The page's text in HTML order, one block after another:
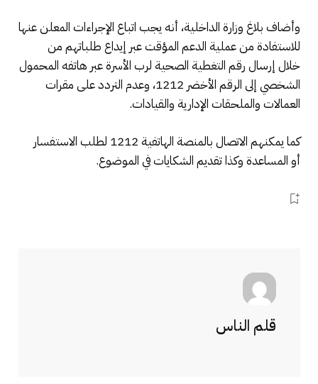
وأضاف بلاغ وزارة الداخلية، أنه يجب اتباع الإجراءات المعلن عنها
للاستفادة من عملية الدعم المؤقتعبر إيداع طلباتهم من
خلال إرسال رقم التغطية الصحية لرب الأسرة عبر هاتفه المحمول
الشخصي إلى الرقم الأخضر 1212
، وعدم التردد على مقرات
العمالات والملحقات الإدارية والقيادات.
كما يمكنهم الاتصال بالمنصة الهاتفية 1212 لطلب الاستفسار
أو المساعدة وكذاتقديم الشكاياتفي الموضوع.
قلم الناس